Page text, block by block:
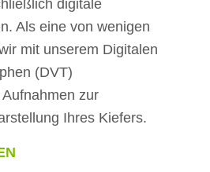
digitale
Als eine von wenigen
mit unserem Digitalen
(DVT)
zur
Ihres Kiefers.